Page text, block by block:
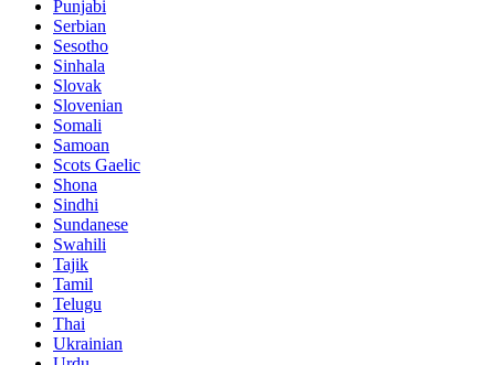
Punjabi
Serbian
Sesotho
Sinhala
Slovak
Slovenian
Somali
Samoan
Scots Gaelic
Shona
Sindhi
Sundanese
Swahili
Tajik
Tamil
Telugu
Thai
Ukrainian